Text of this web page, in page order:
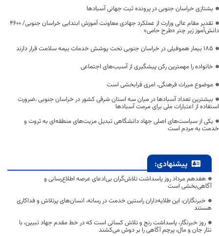
یشتازی خراسان جنوبی در پرونده ثبت جهانی آسبادها
تقدیر مقام عالی وزارت از عملکرد جهادی معاونت آموزش ابتدایی خراسان جنوبی/ ۴۶۰۰
دانش‌آموز زیر چتر «طرح حامی»
۱۸۵ بیمار هموفیلی در خراسان جنوبی تحت پوشش خدمات بیمه سلامت قرار دارند
خانواده را مهمترین رکن پیشگیری از آسیب‌های اجتماعی
موضوع میراث فرهنگی، امری فرابخشی است
بیشترین تعداد آسبادها در میان سه استان شرقی کشور در خراسان جنوبی ،ضرورت
استفاده از اعتبارات ملی برای مرمت آسبادها
یکی از سیاست‌های اصلی جهاد دانشگاهی تبدیل مزیت‌های منطقه‌ای به ثروت و
خدمت به مردم است
پیشنهادی:
هفدهم مرداد روز پاسداشت تلاش‌گران بی‌ادعای عرصه اطلاع‌رسانی و
آگاهی‌بخشی است
خبرنگاران، این طلایه‌داران راستین خدمت در رسانه، انسان‌های پرتلاش و فداکاری
هستند
روز خبرنگار، پاسداشت رنج و تلاش کسانی است که در خط مقدم جهاد تبیین، با
نثار جان و مال، پرچم آگاهی را بر دوش می‌کشند